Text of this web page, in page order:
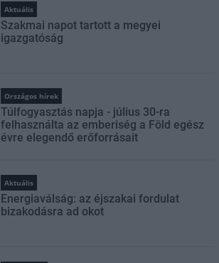
Aktuális
Szakmai napot tartott a megyei
igazgatóság
Országos hírek
Túlfogyasztás napja - július 30-ra
felhasználta az emberiség a Föld egész
évre elegendő erőforrásait
Aktuális
Energiaválság: az éjszakai fordulat
bizakodásra ad okot